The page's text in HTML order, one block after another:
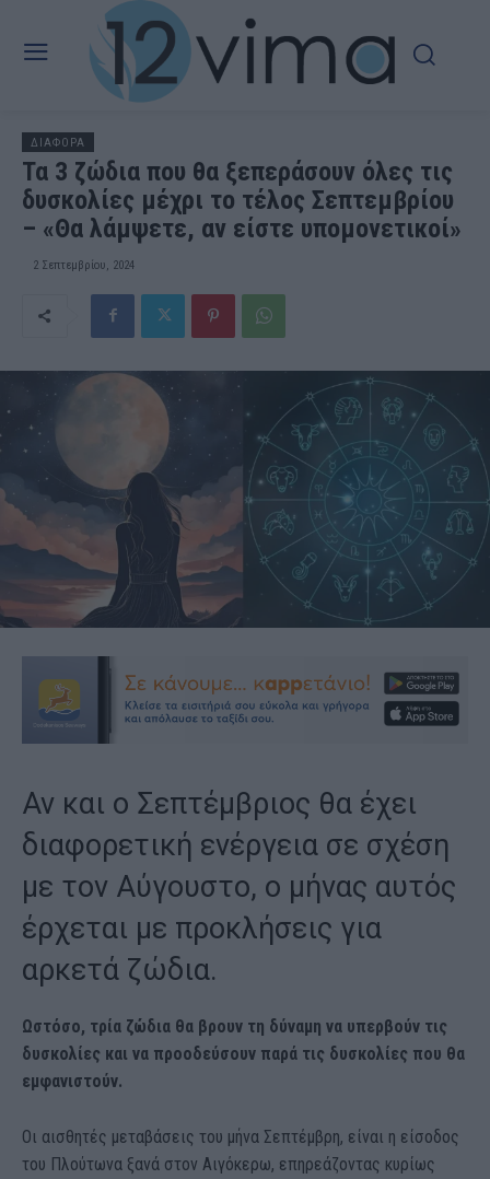
ΔΙΑΦΟΡΑ
Τα 3 ζώδια που θα ξεπεράσουν όλες τις
δυσκολίες μέχρι το τέλος Σεπτεμβρίου
– «Θα λάμψετε, αν είστε υπομονετικοί»
2 Σεπτεμβρίου, 2024
Αν και ο Σεπτέμβριος θα έχει
διαφορετική ενέργεια σε σχέση
με τον Αύγουστο, ο μήνας αυτός
έρχεται με προκλήσεις για
αρκετά ζώδια.
Ωστόσο, τρία ζώδια θα βρουν τη δύναμη να υπερβούν τις
δυσκολίες και να προοδεύσουν παρά τις δυσκολίες που θα
εμφανιστούν.
Οι αισθητές μεταβάσεις του μήνα Σεπτέμβρη, είναι η είσοδος
του Πλούτωνα ξανά στον Αιγόκερω, επηρεάζοντας κυρίως